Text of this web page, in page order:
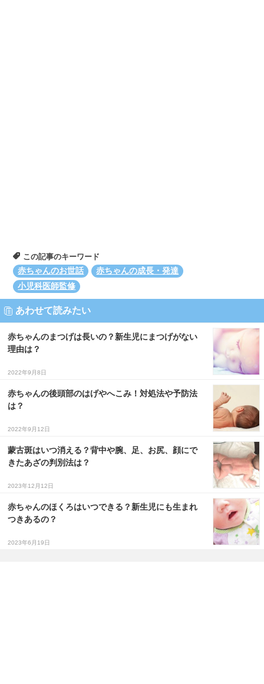
この記事のキーワード
赤ちゃんのお世話
赤ちゃんの成長・発達
小児科医師監修
あわせて読みたい
赤ちゃんのまつげは長いの？新生児にまつげがない
理由は？
2022年9月8日
赤ちゃんの後頭部のはげやへこみ！対処法や予防法
は？
2022年9月12日
蒙古斑はいつ消える？背中や腕、足、お尻、顔にで
きたあざの判別法は？
2023年12月12日
赤ちゃんのほくろはいつできる？新生児にも生まれ
つきあるの？
2023年6月19日